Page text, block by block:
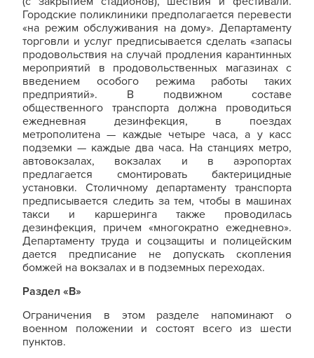
Городские поликлиники предполагается перевести
«на режим обслуживания на дому». Департаменту
торговли и услуг предписывается сделать «запасы
продовольствия на случай продления карантинных
мероприятий в продовольственных магазинах с
введением особого режима работы таких
предприятий». В подвижном составе
общественного транспорта должна проводиться
ежедневная дезинфекция, в поездах
метрополитена — каждые четыре часа, а у касс
подземки — каждые два часа. На станциях метро,
автовокзалах, вокзалах и в аэропортах
предлагается смонтировать бактерицидные
установки. Столичному департаменту транспорта
предписывается следить за тем, чтобы в машинах
такси и каршеринга также проводилась
дезинфекция, причем «многократно ежедневно».
Департаменту труда и соцзащиты и полицейским
дается предписание не допускать скопления
бомжей на вокзалах и в подземных переходах.
Раздел «В»
Ограничения в этом разделе напоминают о
военном положении и состоят всего из шести
пунктов.